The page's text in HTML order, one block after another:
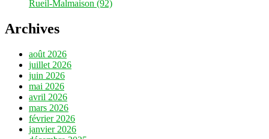
Rueil-Malmaison (92)
Archives
août 2026
juillet 2026
juin 2026
mai 2026
avril 2026
mars 2026
février 2026
janvier 2026